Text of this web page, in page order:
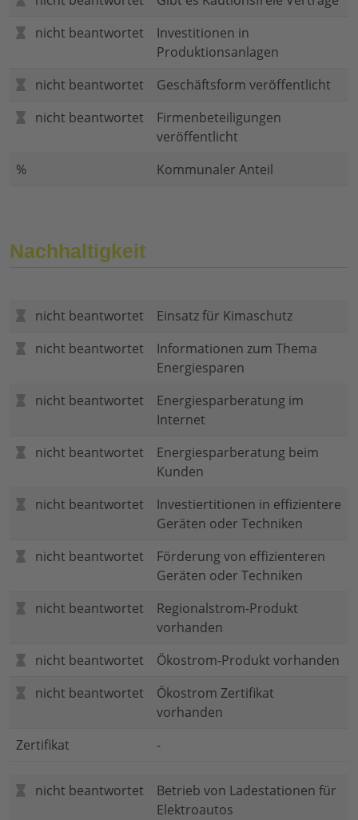
nicht beantwortet
Investitionen in
Produktionsanlagen
nicht beantwortet
Geschäftsform veröffentlicht
nicht beantwortet
Firmenbeteiligungen
veröffentlicht
%
Kommunaler Anteil
Nachhaltigkeit
nicht beantwortet
Einsatz für Kimaschutz
nicht beantwortet
Informationen zum Thema
Energiesparen
nicht beantwortet
Energiesparberatung im
Internet
nicht beantwortet
Energiesparberatung beim
Kunden
nicht beantwortet
Investiertitionen in effizientere
Geräten oder Techniken
nicht beantwortet
Förderung von effizienteren
Geräten oder Techniken
nicht beantwortet
Regionalstrom-Produkt
vorhanden
nicht beantwortet
Ökostrom-Produkt vorhanden
nicht beantwortet
Ökostrom Zertifikat
vorhanden
Zertifikat
-
nicht beantwortet
Betrieb von Ladestationen für
Elektroautos